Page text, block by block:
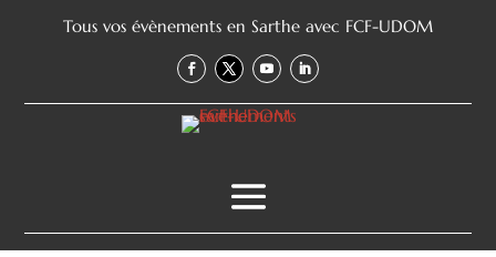
Tous vos évènements en Sarthe avec FCF-UDOM